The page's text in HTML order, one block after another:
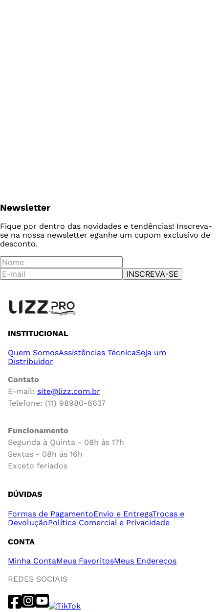
Newsletter
Fique por dentro das novidades e tendências! Inscreva-
se na nossa newsletter eganhe um cupom exclusivo de
desconto.
INSCREVA-SE
INSTITUCIONAL
Quem SomosAssistências TécnicaSeja um
Distribuidor
Contato
E-mail: site@lizz.com.br
Telefone: (11) 98980-8637
Funcionamento
Segunda à Quinta - 08h ás 17h
Sextas - 08h às 16h
Exceto feriados
DÚVIDAS
Formas de PagamentoEnvio e EntregaTrocas e
DevoluçãoPolítica Comercial e Privacidade
CONTA
Minha ContaMeus FavoritosMeus Endereços
REDES SOCIAIS